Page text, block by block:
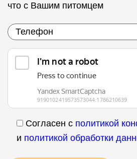
что с Вашим питомцем
Согласен с политикой
и политикой обработки